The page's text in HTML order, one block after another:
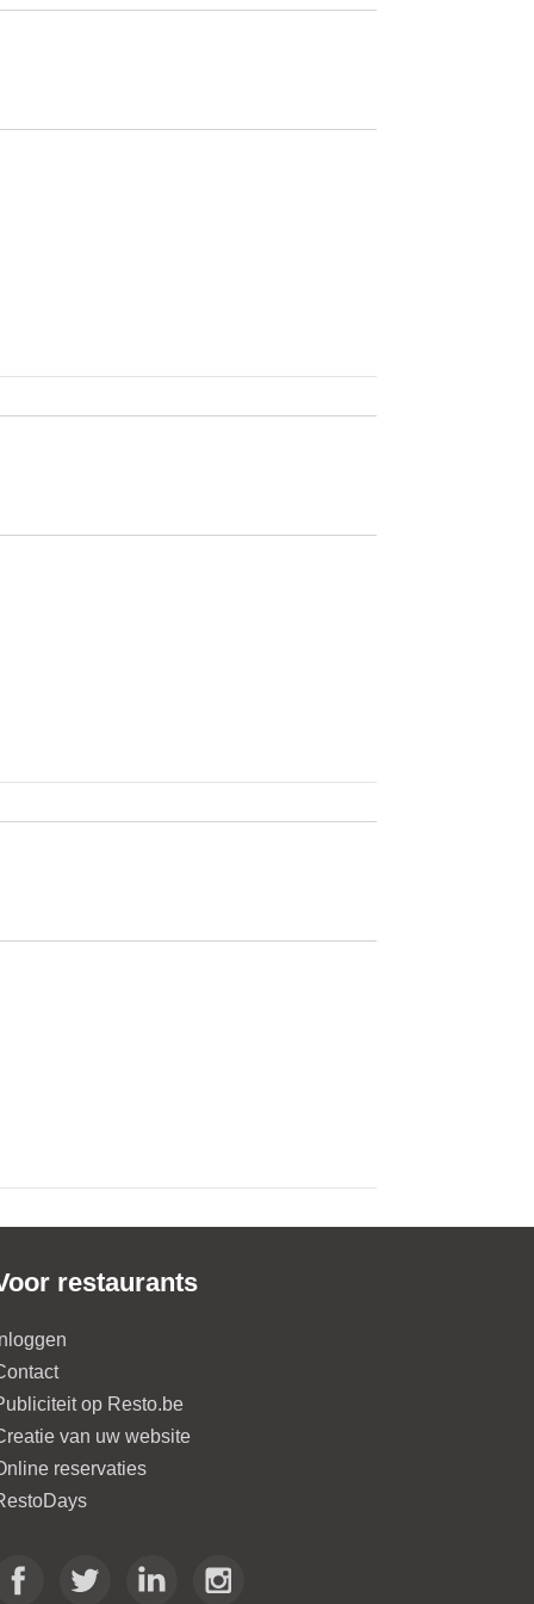
restaurants
Inloggen
op Resto.be
van uw website
reservaties